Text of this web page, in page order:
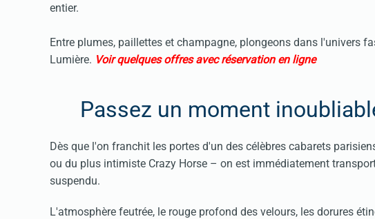
entier.
Entre plumes, paillettes et champagne, plongeons dans l'univers
Lumière. Voir quelques offres avec réservation en ligne
Passez un moment
Dès que l'on franchit les portes d'un des célèbres cabarets
ou du plus intimiste Crazy Horse – on est immédiatement
suspendu.
L'atmosphère feutrée, le rouge profond des velours, les dorures